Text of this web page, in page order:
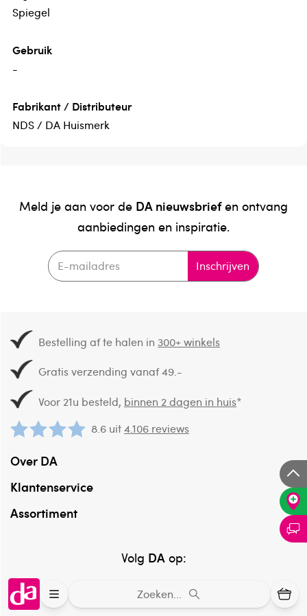
Zoeken...
Spiegel
Gebruik
-
Fabrikant / Distributeur
NDS / DA Huismerk
Meld je aan voor de DA nieuwsbriefen ontvang
aanbiedingen en inspiratie.
Inschrijven
Bestelling af te halen in300+ winkels
Gratis verzending vanaf 49.-
Voor 21u besteld, binnen 2 dagen in huis*
8.6 uit4.106 reviews
Over DA
Klantenservice
Assortiment
Volg DAop: